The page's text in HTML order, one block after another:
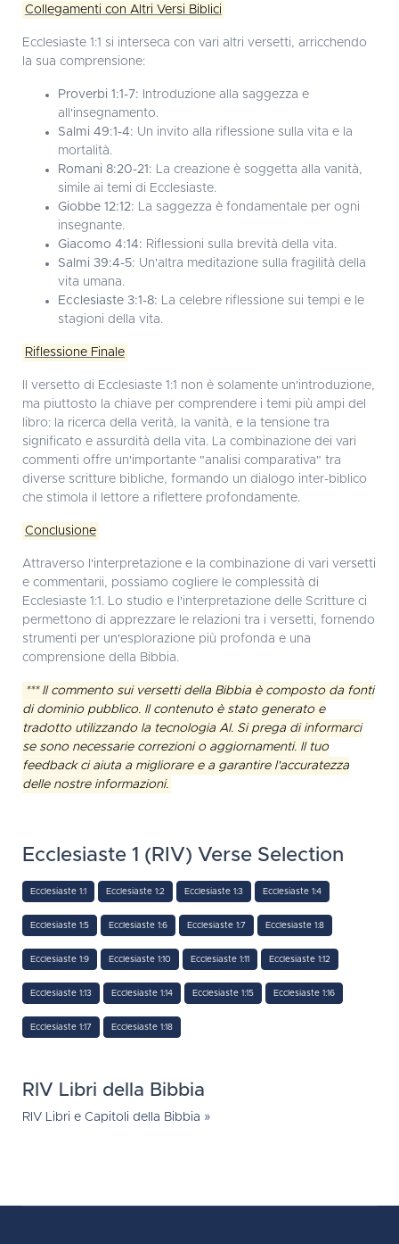
Collegamenti con Altri Versi Biblici
Ecclesiaste 1:1 si interseca con vari altri versetti, arricchendo
la sua comprensione:
Proverbi 1:1-7: Introduzione alla saggezza e
all'insegnamento.
Salmi 49:1-4: Un invito alla riflessione sulla vita e la
mortalità.
Romani 8:20-21: La creazione è soggetta alla vanità,
simile ai temi di Ecclesiaste.
Giobbe 12:12: La saggezza è fondamentale per ogni
insegnante.
Giacomo 4:14: Riflessioni sulla brevità della vita.
Salmi 39:4-5: Un'altra meditazione sulla fragilità della
vita umana.
Ecclesiaste 3:1-8: La celebre riflessione sui tempi e le
stagioni della vita.
Riflessione Finale
Il versetto di Ecclesiaste 1:1 non è solamente un'introduzione,
ma piuttosto la chiave per comprendere i temi più ampi del
libro: la ricerca della verità, la vanità, e la tensione tra
significato e assurdità della vita. La combinazione dei vari
commenti offre un'importante "analisi comparativa" tra
diverse scritture bibliche, formando un dialogo inter-biblico
che stimola il lettore a riflettere profondamente.
Conclusione
Attraverso l'interpretazione e la combinazione di vari versetti
e commentarii, possiamo cogliere le complessità di
Ecclesiaste 1:1. Lo studio e l'interpretazione delle Scritture ci
permettono di apprezzare le relazioni tra i versetti, fornendo
strumenti per un'esplorazione più profonda e una
comprensione della Bibbia.
*** Il commento sui versetti della Bibbia è composto da fonti
di dominio pubblico. Il contenuto è stato generato e
tradotto utilizzando la tecnologia AI. Si prega di informarci
se sono necessarie correzioni o aggiornamenti. Il tuo
feedback ci aiuta a migliorare e a garantire l'accuratezza
delle nostre informazioni.
Ecclesiaste 1 (RIV) Verse Selection
Ecclesiaste 1:1 Ecclesiaste 1:2 Ecclesiaste 1:3 Ecclesiaste 1:4
Ecclesiaste 1:5 Ecclesiaste 1:6 Ecclesiaste 1:7 Ecclesiaste 1:8
Ecclesiaste 1:9 Ecclesiaste 1:10 Ecclesiaste 1:11 Ecclesiaste 1:12
Ecclesiaste 1:13 Ecclesiaste 1:14 Ecclesiaste 1:15 Ecclesiaste 1:16
Ecclesiaste 1:17 Ecclesiaste 1:18
RIV Libri della Bibbia
RIV Libri e Capitoli della Bibbia »